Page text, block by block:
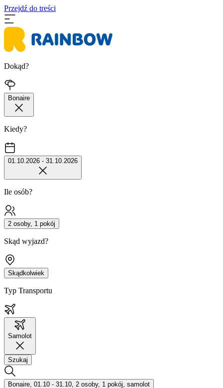
Przejdź do treści
Dokąd?
Bonaire
Kiedy?
01.10.2026 - 31.10.2026
Ile osób?
2 osoby, 1 pokój
Skąd wyjazd?
Skądkolwiek
Typ Transportu
Samolot
Szukaj
Bonaire, 01.10 - 31.10, 2 osoby, 1 pokój, samolot